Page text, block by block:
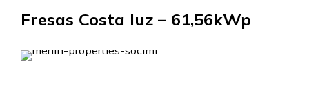
Fresas Costa luz – 61,56kWp